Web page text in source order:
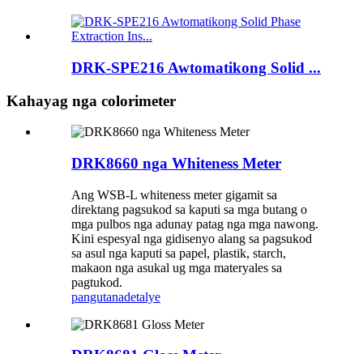
DRK-SPE216 Awtomatikong Solid ...
Kahayag nga colorimeter
DRK8660 ​​nga Whiteness Meter
Ang WSB-L whiteness meter gigamit sa
direktang pagsukod sa kaputi sa mga butang o
mga pulbos nga adunay patag nga mga nawong.
Kini espesyal nga gidisenyo alang sa pagsukod
sa asul nga kaputi sa papel, plastik, starch,
makaon nga asukal ug mga materyales sa
pagtukod.
pangutanadetalye